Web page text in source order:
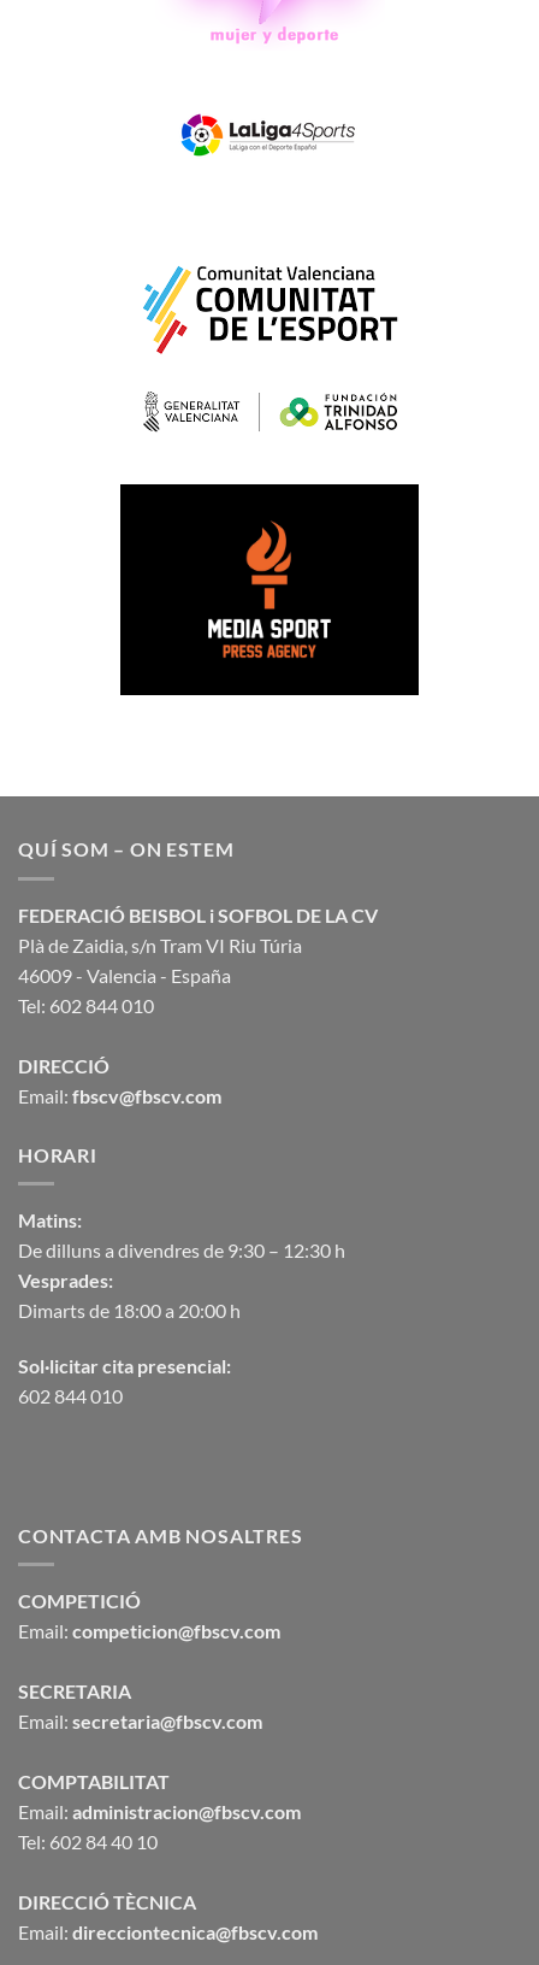
QUÍ SOM – ON ESTEM
FEDERACIÓ BEISBOL i SOFBOL DE LA CV
Plà de Zaidia, s/n Tram VI Riu Túria
46009 - Valencia - España
Tel: 602 844 010
DIRECCIÓ
Email: fbscv@fbscv.com
HORARI
Matins:
De dilluns a divendres de 9:30 – 12:30 h
Vesprades:
Dimarts de 18:00 a 20:00 h
Sol·licitar cita presencial:
602 844 010
CONTACTA AMB NOSALTRES
COMPETICIÓ
Email: competicion@fbscv.com
SECRETARIA
Email: secretaria@fbscv.com
COMPTABILITAT
Email: administracion@fbscv.com
Tel: 602 84 40 10
DIRECCIÓ TÈCNICA
Email: direcciontecnica@fbscv.com